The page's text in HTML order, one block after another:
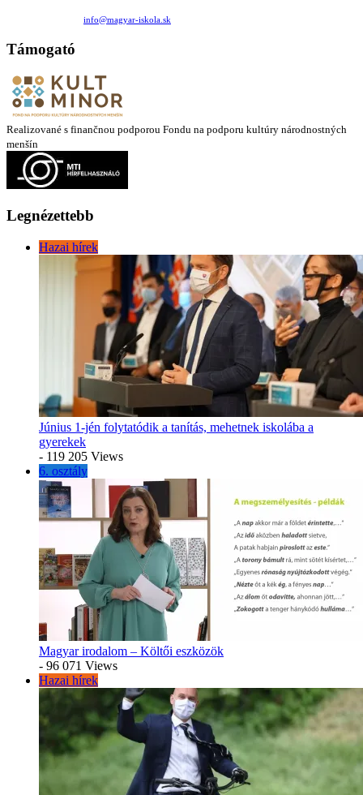
info@magyar-iskola.sk
Támogató
Realizované s finančnou podporou Fondu na podporu kultúry národnostných
menšín
Legnézettebb
Hazai hírek
Június 1-jén folytatódik a tanítás, mehetnek iskolába a
gyerekek
- 119 205 Views
6. osztály
Magyar irodalom – Költői eszközök
- 96 071 Views
Hazai hírek